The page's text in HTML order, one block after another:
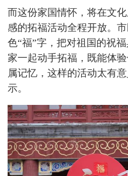
而这份家国情怀，将在文
感的拓福活动全程开放。
色“福”字，把对祖国的祝
家一起动手拓福，既能体
属记忆，这样的活动太有
示。